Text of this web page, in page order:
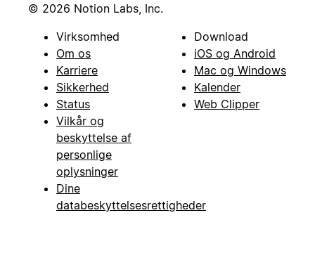
© 2026 Notion Labs, Inc.
Virksomhed
Om os
Karriere
Sikkerhed
Status
Vilkår og
beskyttelse af
personlige
oplysninger
Dine
databeskyttelsesrettigheder
Download
iOS og Android
Mac og Windows
Kalender
Web Clipper